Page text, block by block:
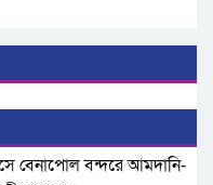
বেনাপোল বন্দরে আমদানি-